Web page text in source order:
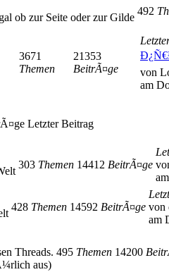
ob zur Seite oder zur Gilde
492
3671
Themen
21353
BeitrÃ¤ge
von
am
Letzter Beitrag
303 Themen 14412 BeitrÃ¤ge
428 Themen 14592 BeitrÃ¤ge von
am
Threads.
aus)
495 Themen 14200